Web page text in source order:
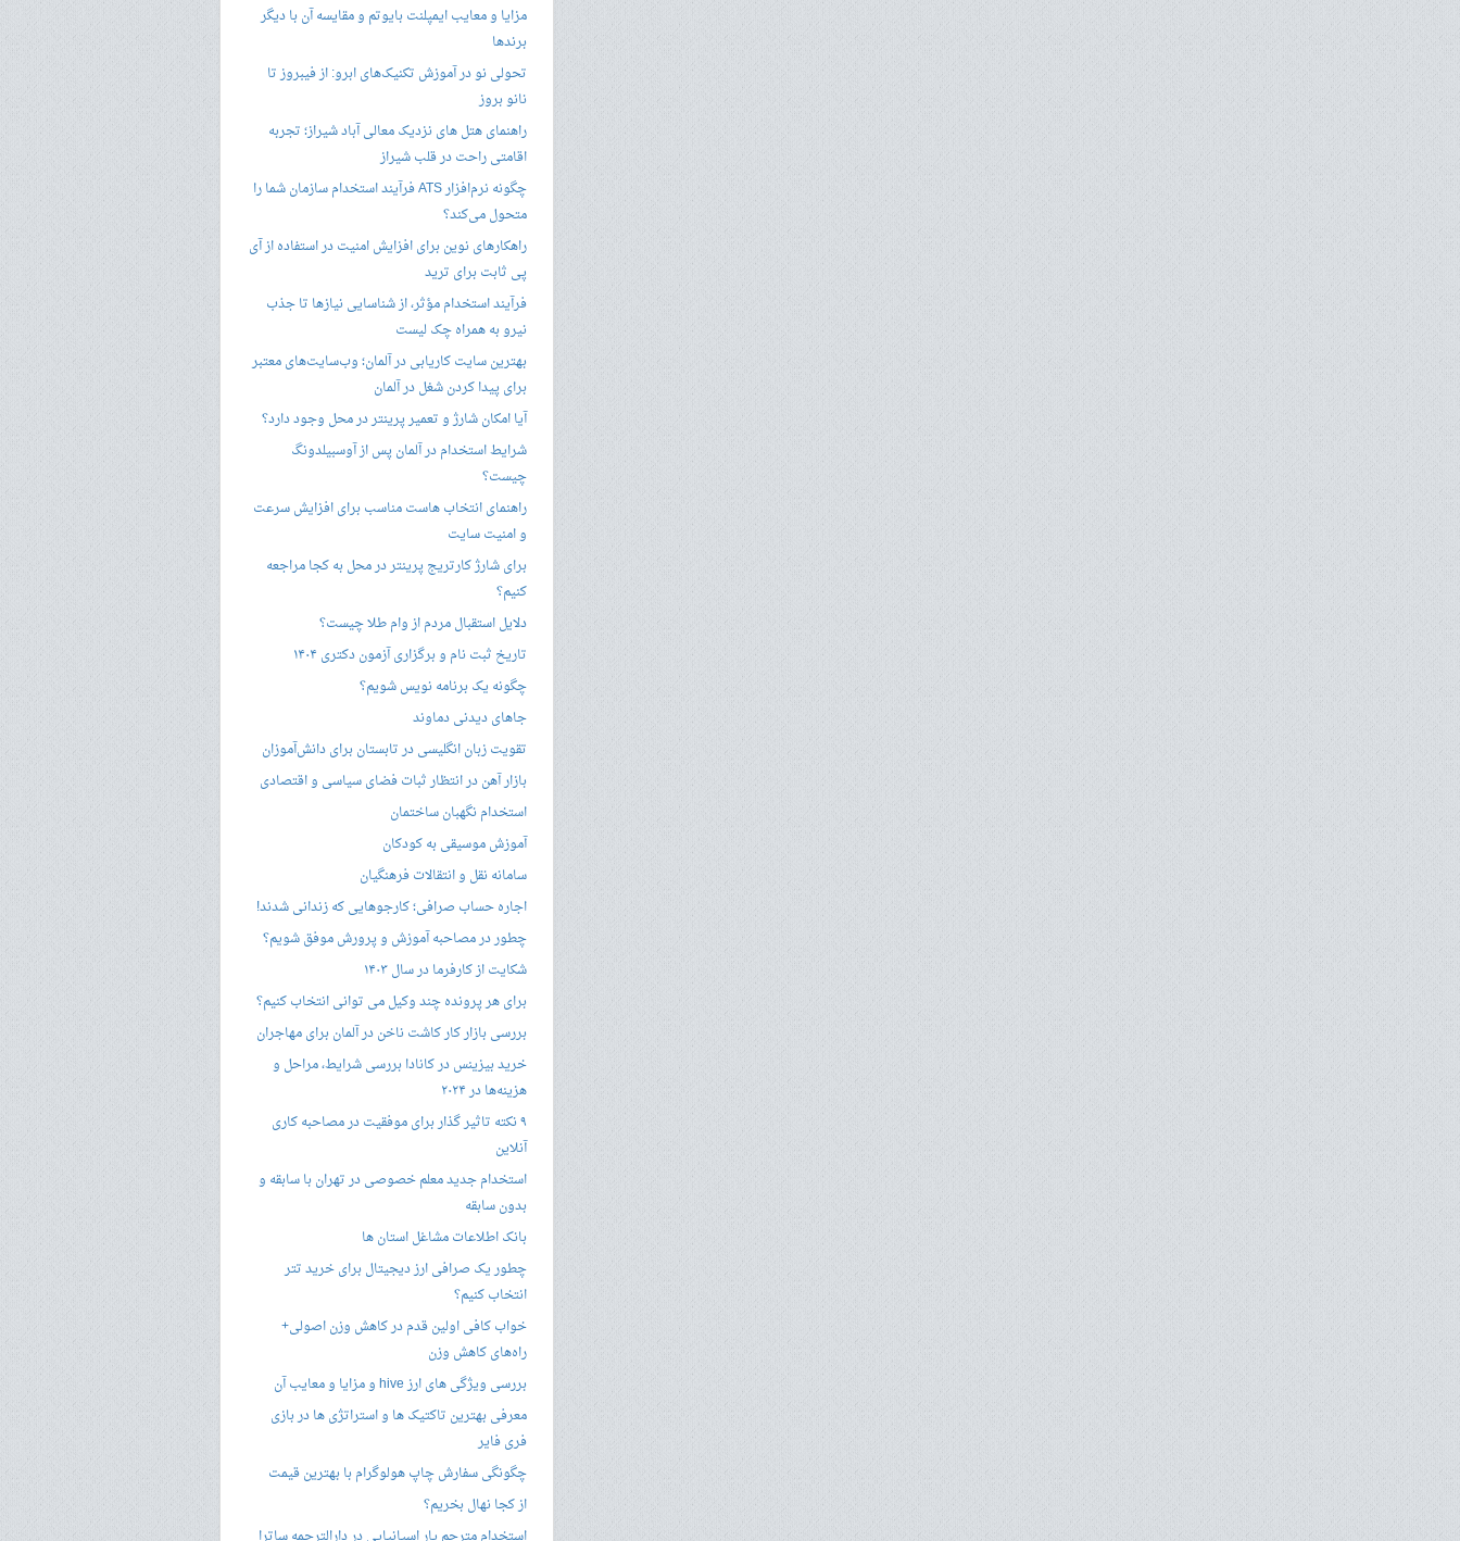
مزایا و معایب ایمپلنت بایوتم و مقایسه آن با دیگر
برندها
تحولی نو در آموزش تکنیک‌های ابرو: از فیبروز تا
نانو بروز
راهنمای هتل های نزدیک معالی آباد شیراز؛ تجربه
اقامتی راحت در قلب شیراز
چگونه نرم‌افزار ATS فرآیند استخدام سازمان شما را
متحول می‌کند؟
راهکارهای نوین برای افزایش امنیت در استفاده از آی
پی ثابت برای ترید
فرآیند استخدام مؤثر، از شناسایی نیازها تا جذب
نیرو به همراه چک لیست
بهترین سایت کاریابی در آلمان؛ وب‌سایت‌های معتبر
برای پیدا کردن شغل در آلمان
آیا امکان شارژ و تعمیر پرینتر در محل وجود دارد؟
شرایط استخدام در آلمان پس از آوسبیلدونگ
چیست؟
راهنمای انتخاب هاست مناسب برای افزایش سرعت
و امنیت سایت
برای شارژ کارتریج پرینتر در محل به کجا مراجعه
کنیم؟
دلایل استقبال مردم از وام طلا چیست؟
تاریخ ثبت نام و برگزاری آزمون دکتری ۱۴۰۴
چگونه یک برنامه نویس شویم؟
جاهای دیدنی دماوند
تقویت زبان انگلیسی در تابستان برای دانش‌آموزان
بازار آهن در انتظار ثبات فضای سیاسی و اقتصادی
استخدام نگهبان ساختمان
آموزش موسیقی به کودکان
سامانه نقل و انتقالات فرهنگیان
اجاره حساب صرافی؛ کارجوهایی که زندانی شدند!
چطور در مصاحبه‌ آموزش و پرورش موفق شویم؟
شکایت از کارفرما در سال ۱۴۰۳
برای هر پرونده چند وکیل می توانی انتخاب کنیم؟
بررسی بازار کار کاشت ناخن در آلمان برای مهاجران
خرید بیزینس در کانادا بررسی شرایط، مراحل و
هزینه‌ها در ۲۰۲۴
۹ نکته تاثیر گذار برای موفقیت در مصاحبه کاری
آنلاین
استخدام جدید معلم خصوصی در تهران با سابقه و
بدون سابقه
بانک اطلاعات مشاغل استان ها
چطور یک صرافی ارز دیجیتال برای خرید تتر
انتخاب کنیم؟
خواب کافی اولین قدم در کاهش وزن اصولی+
راه‌های کاهش وزن
بررسی ویژگی های ارز hive و مزایا و معایب آن
معرفی بهترین تاکتیک ها و استراتژی ها در بازی
فری فایر
چگونگی سفارش چاپ هولوگرام با بهترین قیمت
از کجا نهال بخریم؟